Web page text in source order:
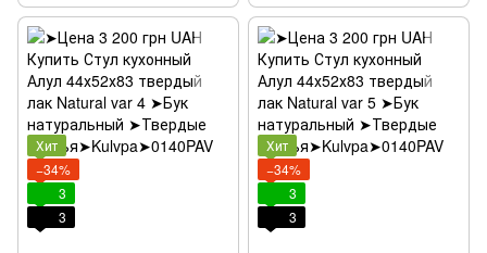
Хит
−34%
3
3
Хит
−34%
3
3